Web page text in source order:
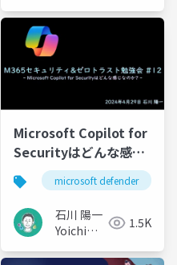
Microsoft Copilot for
Securityはどんな感じ
なのか? / M365セキュ
リティ&ゼロトラスト勉
強会 #12
microsoft defender
石川 陽一
Yoichi
1.5K